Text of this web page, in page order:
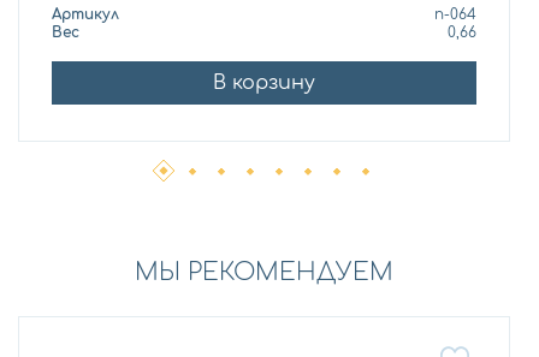
Артикул
п-064
Вес
0,66
В корзину
МЫ РЕКОМЕНДУЕМ